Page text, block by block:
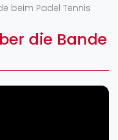
beim Padel Tennis
die Bande